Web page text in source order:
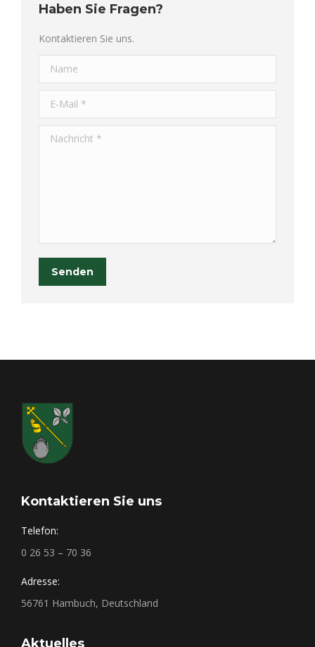
Haben Sie Fragen?
Kontaktieren Sie uns.
Name
E-Mail *
Nachricht *
Senden
Kontaktieren Sie uns
Telefon:
0 26 53 – 70 36
Adresse:
56761 Hambuch, Deutschland
Aktuelles